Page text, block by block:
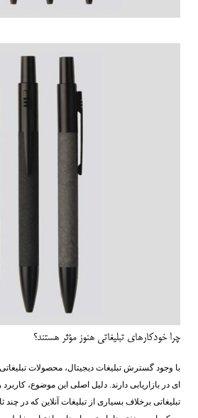
چرا خودکارهای تبلیغاتی هنوز مؤثر هستند؟
با وجود گسترش تبلیغات دیجیتال، محصولات
‌ای در بازاریابی دارند. دلیل اصلی این موضوع،
تبلیغاتی برخلاف بسیاری از تبلیغات آنلاین که در چند